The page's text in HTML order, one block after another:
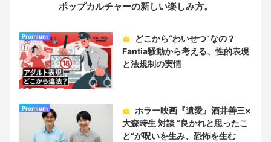
ポップカルチャーの新しい楽しみ方。
Premium
Fantia騒動から考える、性的表現
と法規制の実情
Premium
大森時生 対談 “良かれと思ったこ
と“が呪いを生み、恐怖を生む